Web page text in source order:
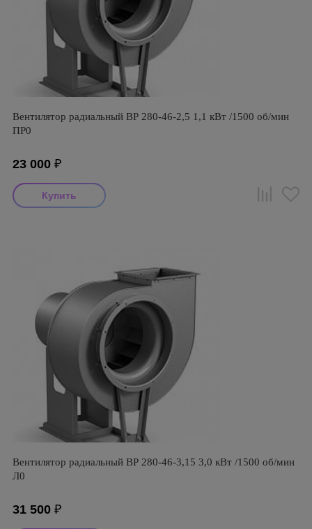
Вентилятор радиальный ВР 280-46-2,5 1,1 кВт /1500 об/мин
ПР0
23 000 ₽
Вентилятор радиальный ВР 280-46-3,15 3,0 кВт /1500 об/мин
Л0
31 500 ₽